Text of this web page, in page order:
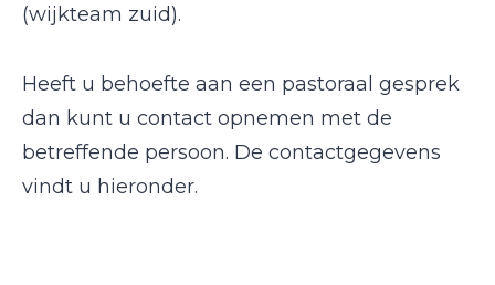
(wijkteam zuid).
Heeft u behoefte aan een pastoraal gesprek
dan kunt u contact opnemen met de
betreffende persoon. De contactgegevens
vindt u hieronder.